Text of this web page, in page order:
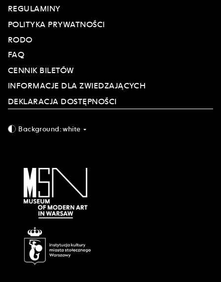
REGULAMINY
POLITYKA PRYWATNOŚCI
RODO
FAQ
CENNIK BILETÓW
INFORMACJE DLA ZWIEDZAJĄCYCH
DEKLARACJA DOSTĘPNOŚCI
Background:white arrow_drop_down